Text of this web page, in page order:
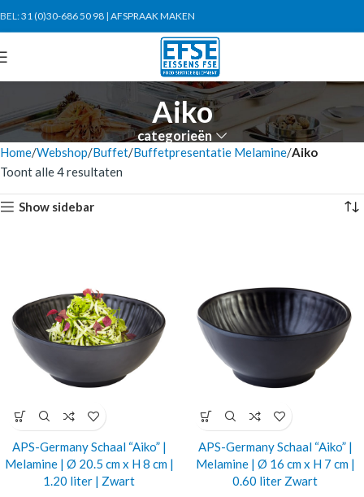
BEL:31 (0)30-686 50 98 | AFSPRAAK MAKEN
Aiko
categorieën
Home Webshop Buffet Buffetpresentatie Melamine Aiko
Toont alle 4 resultaten
Show sidebar
APS-Germany Schaal “Aiko” |
Melamine | Ø 20.5 cm x H 8 cm |
1.20 liter | Zwart
APS-Germany Schaal “Aiko” |
Melamine | Ø 16 cm x H 7 cm |
0.60 liter Zwart